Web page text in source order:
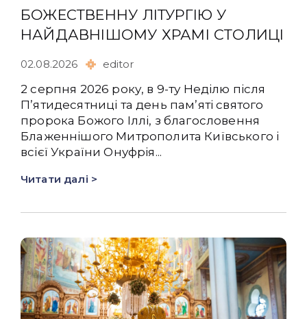
БОЖЕСТВЕННУ ЛІТУРГІЮ У
НАЙДАВНІШОМУ ХРАМІ СТОЛИЦІ
02.08.2026 editor
2 серпня 2026 року, в 9-ту Неділю після
Пʼятидесятниці та день памʼяті святого
пророка Божого Іллі, з благословення
Блаженнішого Митрополита Київського і
всієї України Онуфрія...
Читати далі >